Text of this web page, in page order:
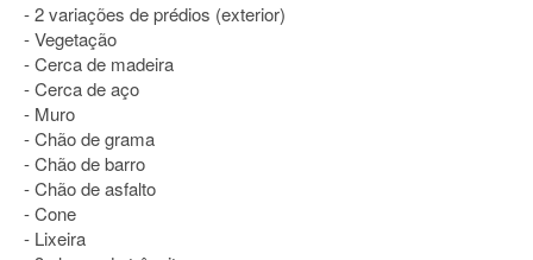
- 2 variações de prédios (exterior)
- Vegetação
- Cerca de madeira
- Cerca de aço
- Muro
- Chão de grama
- Chão de barro
- Chão de asfalto
- Cone
- Lixeira